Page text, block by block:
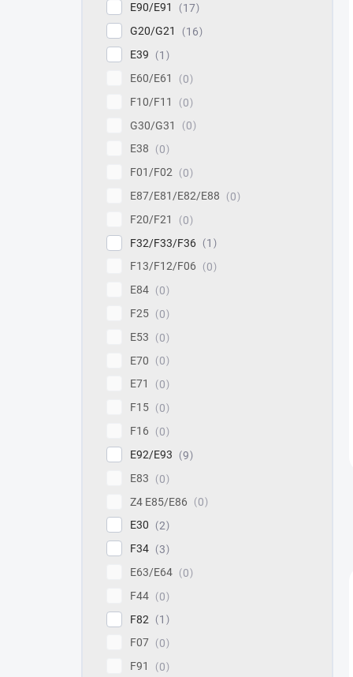
E90/E91
17
G20/G21
16
E39
1
E60/E61
0
F10/F11
0
G30/G31
0
E38
0
F01/F02
0
E87/E81/E82/E88
0
F20/F21
0
F32/F33/F36
1
F13/F12/F06
0
E84
0
F25
0
E53
0
E70
0
E71
0
F15
0
F16
0
E92/E93
9
E83
0
Z4 E85/E86
0
E30
2
F34
3
E63/E64
0
F44
0
F82
1
F07
0
F91
0